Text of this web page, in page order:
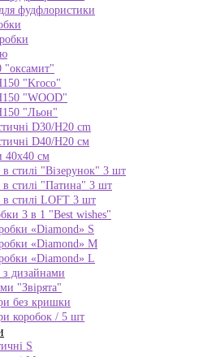
фудфлористики
"оксамит"
"Kroco"
"WOOD"
"Льон"
D30/H20 cm
D40/H20 cм
40x40 см
стилі "Візерунок" 3 шт
в стилі "Патина" 3 шт
в стилі LOFT 3 шт
3 в 1 "Best wishes"
«Diamond» S
«Diamond» M
«Diamond» L
дизайнами
"Звірята"
без кришки
коробок / 5 шт
S